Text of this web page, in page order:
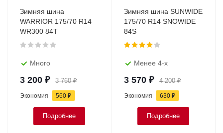
Зимняя шина
WARRIOR 175/70 R14
WR300 84T
Много
3 200 ₽ 3 760₽
Экономия 560 ₽
Подробнее
Зимняя шина SUNWIDE
175/70 R14 SNOWIDE
84S
Менее 4-х
3 570 ₽ 4 200₽
Экономия 630 ₽
Подробнее